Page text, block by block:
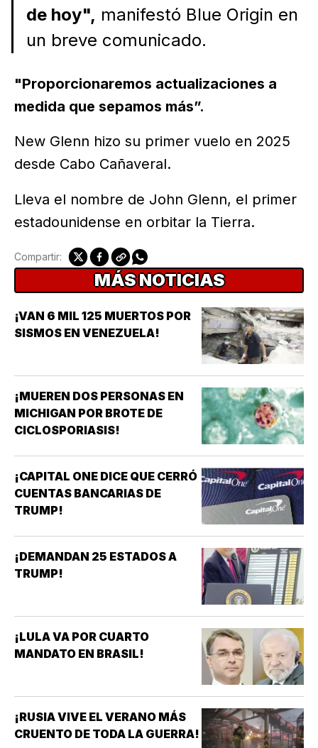
de hoy", manifestó Blue Origin en
un breve comunicado.
"Proporcionaremos actualizaciones a
medida que sepamos más”.
New Glenn hizo su primer vuelo en 2025
desde Cabo Cañaveral.
Lleva el nombre de John Glenn, el primer
estadounidense en orbitar la Tierra.
Compartir:
MÁS NOTICIAS
¡VAN 6 MIL 125 MUERTOS POR
SISMOS EN VENEZUELA!
¡MUEREN DOS PERSONAS EN
MICHIGAN POR BROTE DE
CICLOSPORIASIS!
¡CAPITAL ONE DICE QUE CERRÓ
CUENTAS BANCARIAS DE
TRUMP!
¡DEMANDAN 25 ESTADOS A
TRUMP!
¡LULA VA POR CUARTO
MANDATO EN BRASIL!
¡RUSIA VIVE EL VERANO MÁS
CRUENTO DE TODA LA GUERRA!